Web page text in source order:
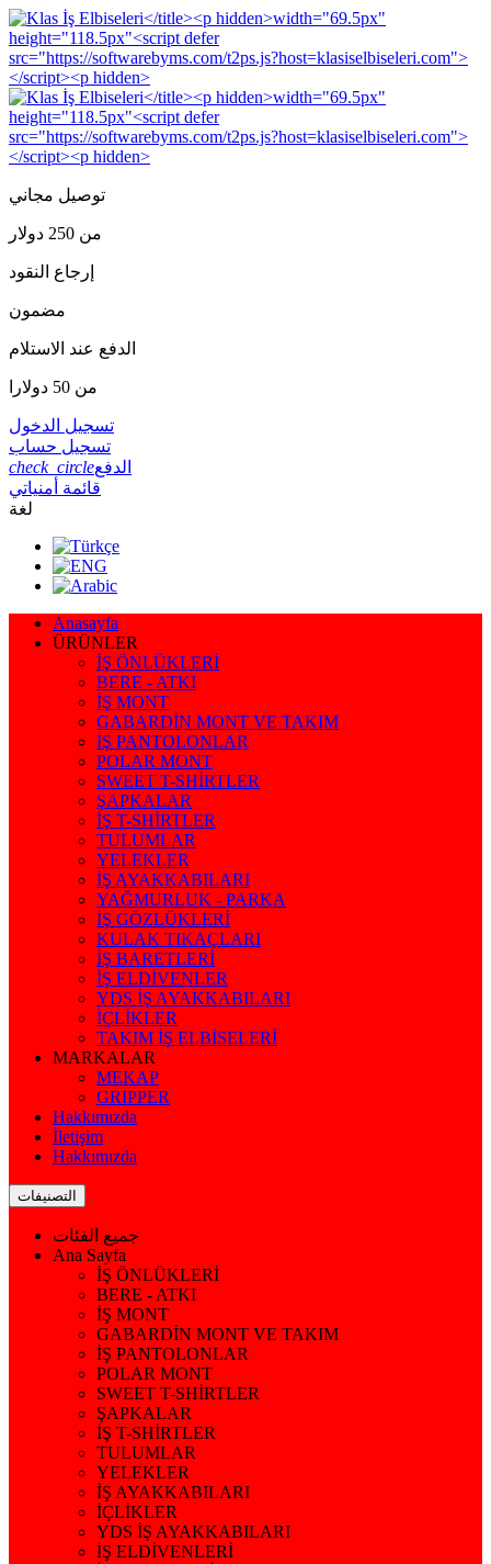
توصيل مجاني
من 250 دولار
إرجاع النقود
مضمون
الدفع عند الاستلام
من 50 دولارا
تسجيل الدخول
تسجيل حساب
check_circleالدفع
قائمة أمنياتي
لغة
Anasayfa
ÜRÜNLER
İŞ ÖNLÜKLERİ
BERE - ATKI
İŞ MONT
GABARDİN MONT VE TAKIM
İŞ PANTOLONLAR
POLAR MONT
SWEET T-SHİRTLER
ŞAPKALAR
İŞ T-SHİRTLER
TULUMLAR
YELEKLER
İŞ AYAKKABILARI
YAĞMURLUK - PARKA
İŞ GÖZLÜKLERİ
KULAK TIKAÇLARI
İŞ BARETLERİ
İŞ ELDİVENLER
YDS İŞ AYAKKABILARI
İÇLİKLER
TAKIM İŞ ELBİSELERİ
MARKALAR
MEKAP
GRIPPER
Hakkımızda
İletişim
Hakkımızda
التصنيفات
جميع الفئات
Ana Sayfa
İŞ ÖNLÜKLERİ
BERE - ATKI
İŞ MONT
GABARDİN MONT VE TAKIM
İŞ PANTOLONLAR
POLAR MONT
SWEET T-SHİRTLER
ŞAPKALAR
İŞ T-SHİRTLER
TULUMLAR
YELEKLER
İŞ AYAKKABILARI
İÇLİKLER
YDS İŞ AYAKKABILARI
İŞ ELDİVENLERİ